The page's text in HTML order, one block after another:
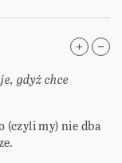
gdyż chce
(czyli my) nie dba